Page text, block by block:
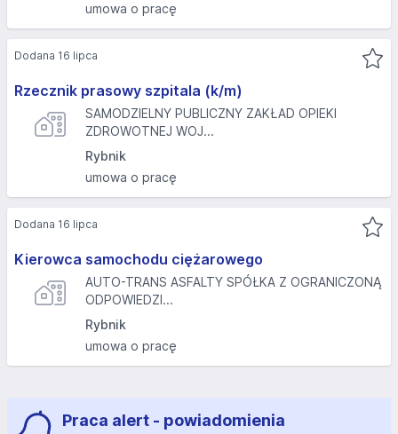
umowa o pracę
Rzecznik prasowy szpitala (k/m)
SAMODZIELNY PUBLICZNY ZAKŁAD OPIEKI
ZDROWOTNEJ WOJ...
Rybnik
umowa o pracę
Dodana 16 lipca
Kierowca samochodu ciężarowego
AUTO-TRANS ASFALTY SPÓŁKA Z OGRANICZONĄ
ODPOWIEDZI...
Rybnik
umowa o pracę
Dodana 16 lipca
Praca alert - powiadomienia